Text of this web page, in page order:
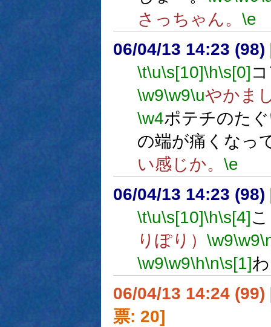
さっちゃん。 \e
06/04/13 14:23 (98)
\t\u\s[10]\h\s[0]
\w9\w9\uやかま
\w4ポテチのた
の端が痛くなっ
い感じか。 \e
06/04/13 14:23 (98)
\t\u\s[10]\h\s[4]
りぽり） \w9\w9
\w9\w9\h\n\s[1]
06/04/13 14:24 (99)
票: 20]